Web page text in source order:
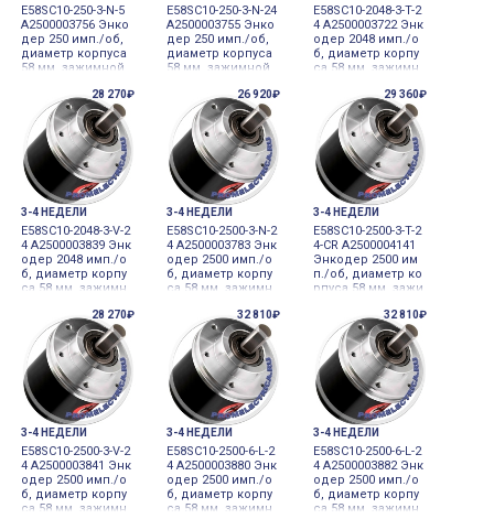
E58SC10-250-3-N-5
A2500003756 Энко
дер 250 имп./об,
диаметр корпуса
58 мм, зажимной
вала 10 мм 5VDC и
нкрементальный
датчик углового
перемещения
E58SC10-250-3-N-24
A2500003755 Энко
дер 250 имп./об,
диаметр корпуса
58 мм, зажимной
вала 10 мм, А, В,
Z, NPN-выход с от
крытым коллекто
ром, 12-24 В=±5%,
кабель без разъе
ма 12
E58SC10-2048-3-T-2
4 A2500003722 Энк
одер 2048 имп./о
б, диаметр корпу
са 58 мм, зажимн
етр вала 10 мм 12-
24VDC инкремент
альный датчик уг
лового перемещ
ения
28 270₽
3-4 НЕДЕЛИ
E58SC10-2048-3-V-2
4 A2500003839 Энк
одер 2048 имп./о
б, диаметр корпу
са 58 мм, зажимн
етр вала 10 мм 12-
24VDC инкремент
альный датчик уг
лового перемещ
ения
26 920₽
3-4 НЕДЕЛИ
E58SC10-2500-3-N-2
4 A2500003783 Энк
одер 2500 имп./о
б, диаметр корпу
са 58 мм, зажимн
етр вала 10 мм 12-
24VDC инкремент
альный датчик уг
лового перемещ
ения
29 360₽
3-4 НЕДЕЛИ
E58SC10-2500-3-T-2
4-CR A2500004141
Энкодер 2500 им
п./об, диаметр ко
рпуса 58 мм, зажи
аметр вала 10 мм
12-24VDC инкреме
нтальный датчик
углового переме
щения
28 270₽
3-4 НЕДЕЛИ
E58SC10-2500-3-V-2
4 A2500003841 Энк
одер 2500 имп./о
б, диаметр корпу
са 58 мм, зажимн
32 810₽
3-4 НЕДЕЛИ
E58SC10-2500-6-L-2
4 A2500003880 Энк
одер 2500 имп./о
б, диаметр корпу
са 58 мм, зажимн
32 810₽
3-4 НЕДЕЛИ
E58SC10-2500-6-L-2
4 A2500003882 Энк
одер 2500 имп./о
б, диаметр корпу
са 58 мм, зажимн